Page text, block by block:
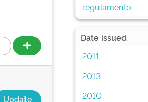
regulamento
Date issued
2011
2013
2010